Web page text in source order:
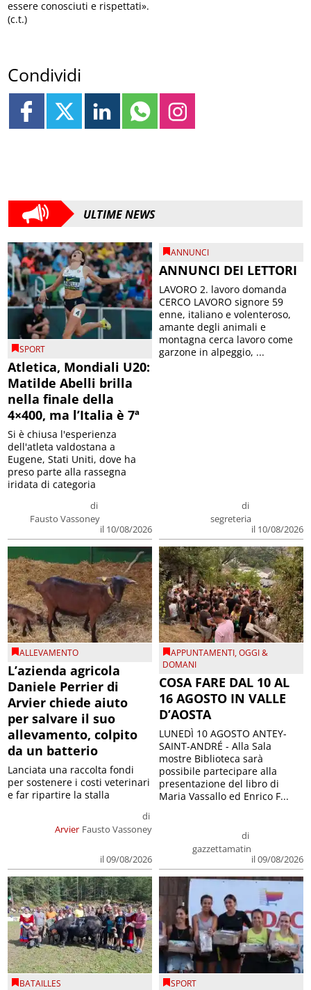
essere conosciuti e rispettati».
(c.t.)
Condividi
ULTIME NEWS
SPORT
Atletica, Mondiali U20:
Matilde Abelli brilla
nella finale della
4×400, ma l’Italia è 7ª
di
Fausto Vassoney
il 10/08/2026
Si è chiusa l'esperienza
dell'atleta valdostana a
Eugene, Stati Uniti, dove ha
preso parte alla rassegna
iridata di categoria
ANNUNCI
ANNUNCI DEI LETTORI
di
segreteria
il 10/08/2026
LAVORO 2. lavoro domanda
CERCO LAVORO signore 59
enne, italiano e volenteroso,
amante degli animali e
montagna cerca lavoro come
garzone in alpeggio, ...
ALLEVAMENTO
L’azienda agricola
Daniele Perrier di
Arvier chiede aiuto
per salvare il suo
allevamento, colpito
da un batterio
Arvier
di
Fausto Vassoney
il 09/08/2026
Lanciata una raccolta fondi
per sostenere i costi veterinari
e far ripartire la stalla
APPUNTAMENTI,OGGI &
DOMANI
COSA FARE DAL 10 AL
16 AGOSTO IN VALLE
D’AOSTA
di
gazzettamatin
il 09/08/2026
LUNEDÌ 10 AGOSTO ANTEY-
SAINT-ANDRÉ - Alla Sala
mostre Biblioteca sarà
possibile partecipare alla
presentazione del libro di
Maria Vassallo ed Enrico F...
BATAILLES SPORT